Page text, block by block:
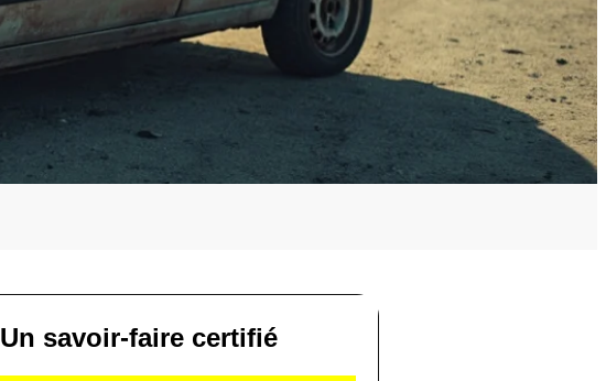
Un savoir-faire certifié